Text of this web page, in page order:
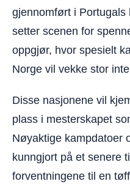
gjennomført i
setter scenen for
oppgjør, hvor spesielt
Norge vil vekke stor
Disse nasjonene vil
plass i mesterskapet
Nøyaktige kampdatoer
kunngjort på et senere
forventningene til en